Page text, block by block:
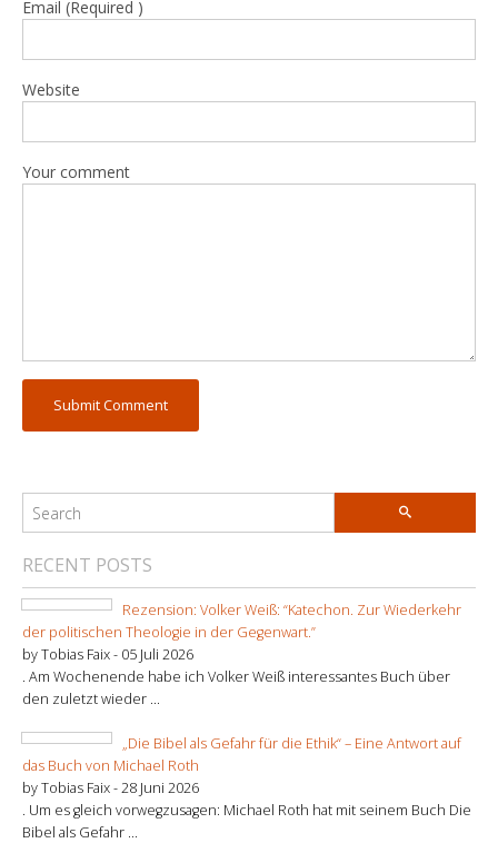
Email (Required )
Website
Your comment
RECENT POSTS
Rezension: Volker Weiß: “Katechon. Zur Wiederkehr
der politischen Theologie in der Gegenwart.”
by Tobias Faix - 05 Juli 2026
. Am Wochenende habe ich Volker Weiß interessantes Buch über
den zuletzt wieder ...
„Die Bibel als Gefahr für die Ethik“ – Eine Antwort auf
das Buch von Michael Roth
by Tobias Faix -28 Juni 2026
. Um es gleich vorwegzusagen: Michael Roth hat mit seinem Buch Die
Bibel als Gefahr ...